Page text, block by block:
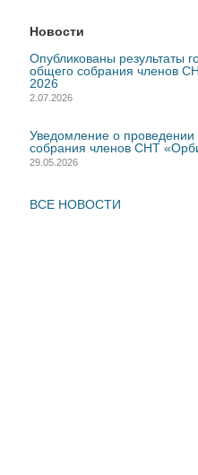
Новости
Опубликованы результаты
общего собрания членов
2026
2.07.2026
Уведомление о
собрания членов СНТ
29.05.2026
ВСЕ НОВОСТИ